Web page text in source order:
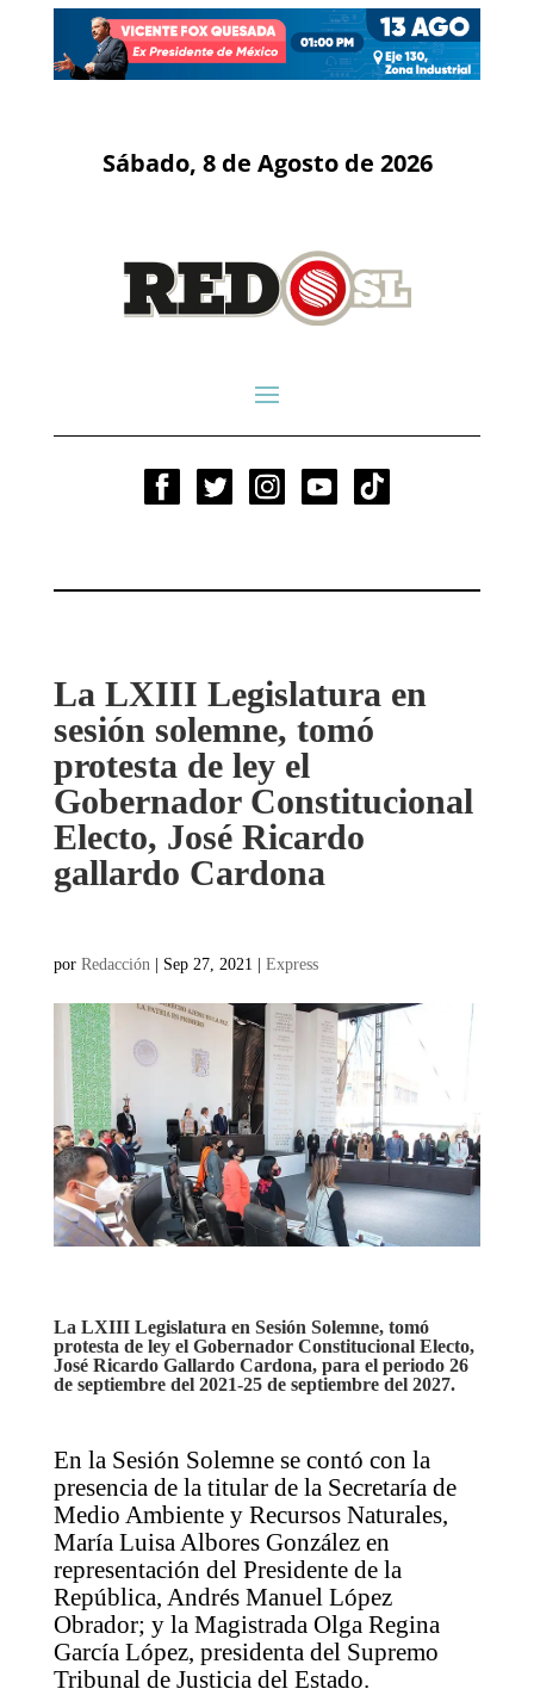
Sábado, 8 de Agosto de 2026
La LXIII Legislatura en
sesión solemne, tomó
protesta de ley el
Gobernador Constitucional
Electo, José Ricardo
gallardo Cardona
por Redacción | Sep 27, 2021 | Express
La LXIII Legislatura en Sesión Solemne, tomó
protesta de ley el Gobernador Constitucional Electo,
José Ricardo Gallardo Cardona, para el periodo 26
de septiembre del 2021-25 de septiembre del 2027.
En la Sesión Solemne se contó con la
presencia de la titular de la Secretaría de
Medio Ambiente y Recursos Naturales,
María Luisa Albores González en
representación del Presidente de la
República, Andrés Manuel López
Obrador; y la Magistrada Olga Regina
García López, presidenta del Supremo
Tribunal de Justicia del Estado.